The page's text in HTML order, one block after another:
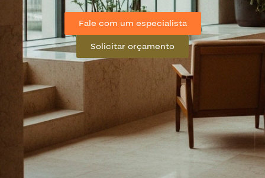
Fale com um especialista
Solicitar orçamento